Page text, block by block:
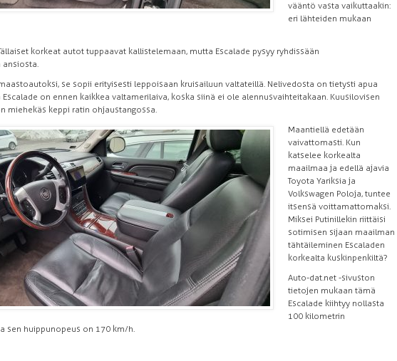
vääntö vasta vaikuttaakin:
eri lähteiden mukaan
korkeat autot tuppaavat kallistelemaan, mutta Escalade pysyy ryhdissään
ansiosta.
se sopii erityisesti leppoisaan kruisailuun valtateillä. Nelivedosta on tietysti apua
on ennen kaikkea valtamerilaiva, koska siinä ei ole alennusvaihteitakaan. Kuusilovisen
miehekäs keppi ratin ohjaustangossa.
Maantiellä edetään
vaivattomasti. Kun
katselee korkealta
maailmaa ja edellä ajavia
Toyota Yariksia ja
Volkswagen Poloja, tuntee
itsensä voittamattomaksi.
Miksei Putinillekin riittäisi
sotimisen sijaan maailman
tähtäileminen Escaladen
korkealta kuskinpenkiltä?
Auto-dat.net -sivuston
tietojen mukaan tämä
Escalade kiihtyy nollasta
100 kilometrin
sen huippunopeus on 170 km/h.